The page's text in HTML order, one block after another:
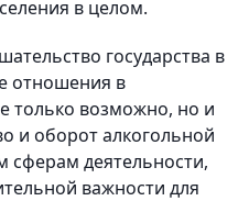
в целом.
государства в
отношения в
только возможно, но и
и оборот алкогольной
сферам деятельности,
важности для